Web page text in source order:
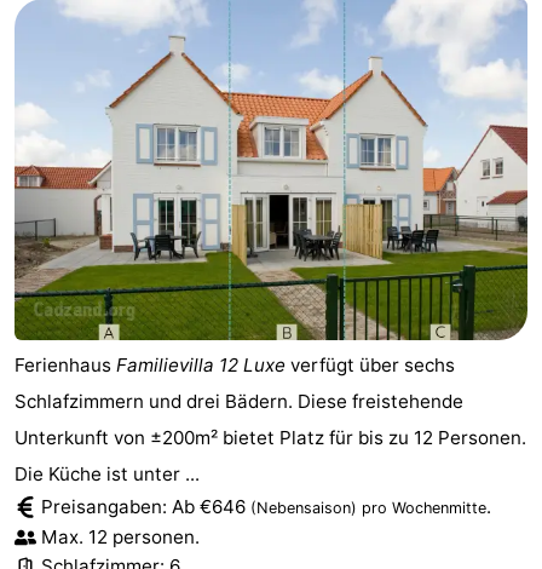
Ferienhaus Familievilla 12 Luxe verfügt über sechs
Schlafzimmern und drei Bädern. Diese freistehende
Unterkunft von ±200m² bietet Platz für bis zu 12 Personen.
Die Küche ist unter ...
Preisangaben: Ab €646 (Nebensaison) pro Wochenmitte.
Max. 12 personen.